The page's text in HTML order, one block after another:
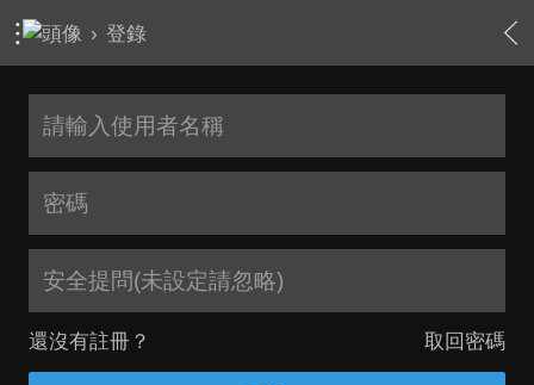
› 登錄
安全提問(未設定請忽略)
還沒有註冊？ 取回密碼